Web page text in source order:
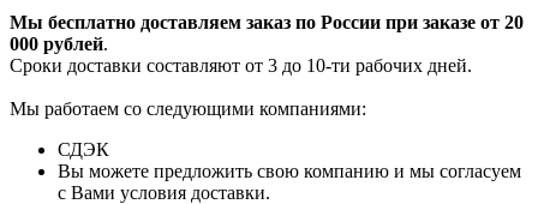
Мы бесплатно доставляем заказ по России при заказе от 20
000 рублей.
Сроки доставки составляют от 3 до 10-ти рабочих дней.
Мы работаем со следующими компаниями:
СДЭК
Вы можете предложить свою компанию и мы согласуем
с Вами условия доставки.